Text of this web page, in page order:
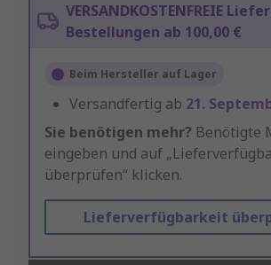
VERSANDKOSTENFREIE
Bestellungen ab 100,00 €
Beim Hersteller auf Lager
Versandfertig ab 21.
Sie benötigen mehr? Benötigte
eingeben und auf
überprüfen“ klicken.
Lieferverfügbarkeit